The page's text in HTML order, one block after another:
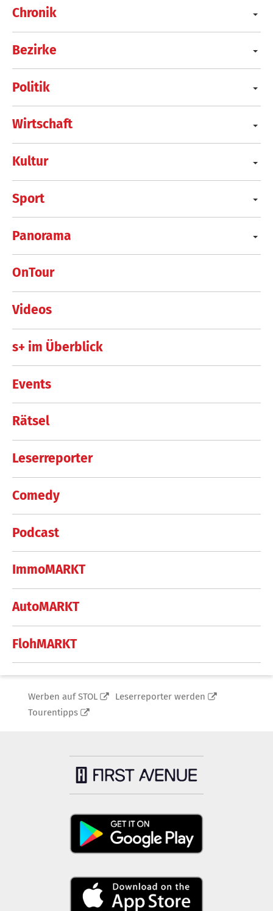
Chronik
Bezirke
Politik
Wirtschaft
Kultur
Sport
Panorama
OnTour
Videos
s+ im Überblick
Events
Rätsel
Leserreporter
Comedy
Podcast
ImmoMARKT
AutoMARKT
FlohMARKT
Werben auf STOL
Leserreporter werden
Tourentipps